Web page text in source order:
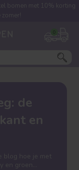
0
bomen met 10% korting
de
en
blog hoe je met
en groen